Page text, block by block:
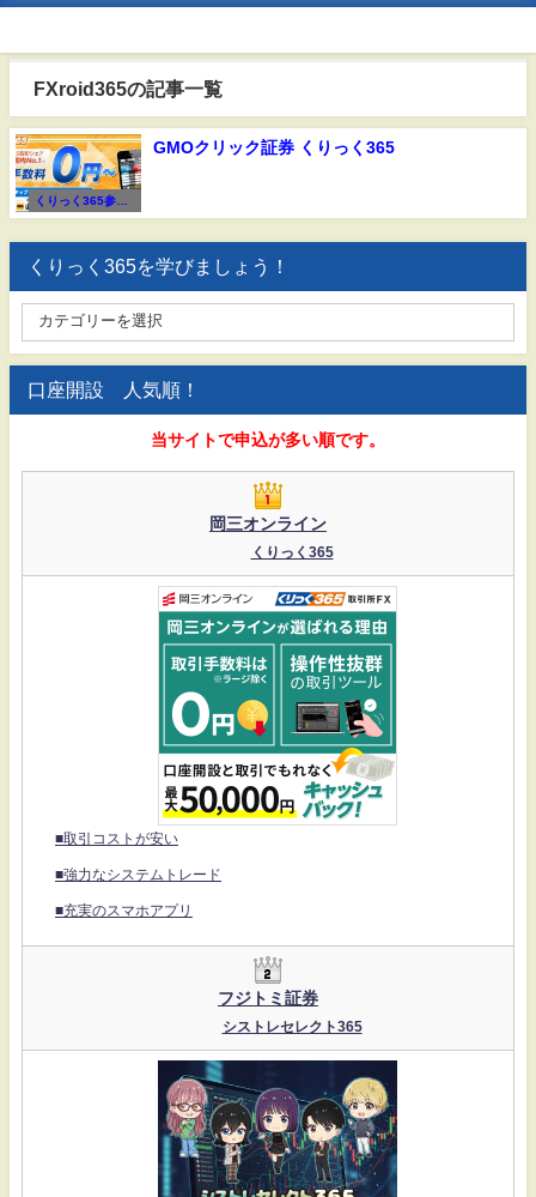
FXroid365の記事一覧
くりっく365参加F
X会社
GMOクリック証券 くりっく365
くりっく365を学びましょう！
口座開設 人気順！
当サイトで申込が多い順です。
岡三オンライン
くりっく365
■取引コストが安い
■強力なシステムトレード
■充実のスマホアプリ
フジトミ証券
シストレセレクト365